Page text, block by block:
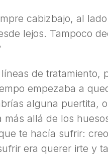
cabizbajo, al
lejos. Tampoco
de tratamiento,
empezaba a
alguna puertita,
allá de los
te hacía sufrir:
era querer irte y